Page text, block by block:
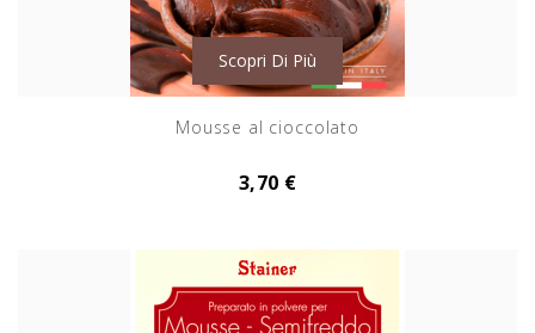
Scopri Di Più
Mousse al cioccolato
3,70 €